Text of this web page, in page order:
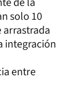
solo 10
integración
entre